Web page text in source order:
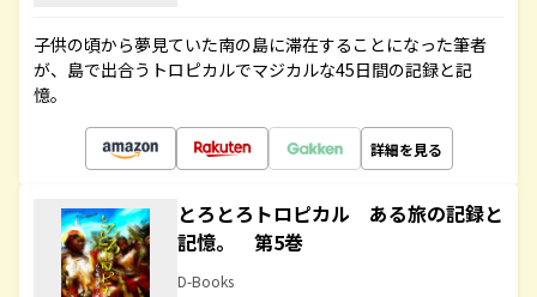
子供の頃から夢見ていた南の島に滞在することになった筆者
が、島で出合うトロピカルでマジカルな45日間の記録と記
憶。
詳細を見る
とろとろトロピカル ある旅の記録と
記憶。 第5巻
D-Books